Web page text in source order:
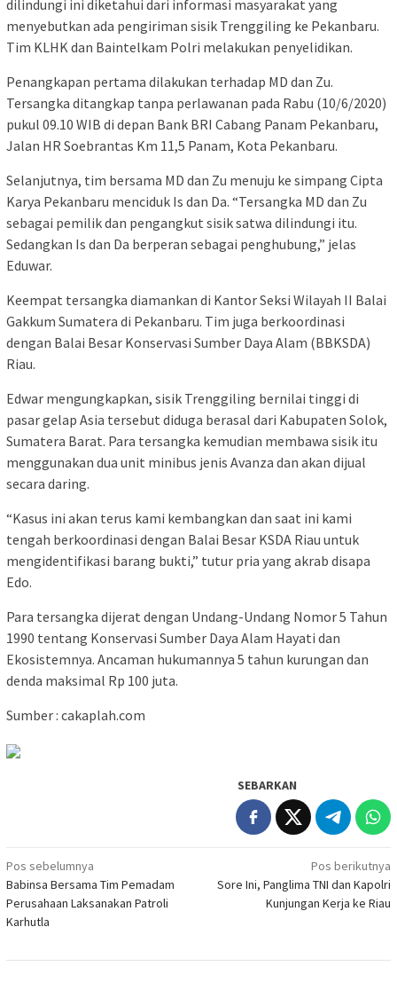
dilindungi ini diketahui dari informasi masyarakat yang
menyebutkan ada pengiriman sisik Trenggiling ke Pekanbaru.
Tim KLHK dan Baintelkam Polri melakukan penyelidikan.
Penangkapan pertama dilakukan terhadap MD dan Zu.
Tersangka ditangkap tanpa perlawanan pada Rabu (10/6/2020)
pukul 09.10 WIB di depan Bank BRI Cabang Panam Pekanbaru,
Jalan HR Soebrantas Km 11,5 Panam, Kota Pekanbaru.
Selanjutnya, tim bersama MD dan Zu menuju ke simpang Cipta
Karya Pekanbaru menciduk Is dan Da. “Tersangka MD dan Zu
sebagai pemilik dan pengangkut sisik satwa dilindungi itu.
Sedangkan Is dan Da berperan sebagai penghubung,” jelas
Eduwar.
Keempat tersangka diamankan di Kantor Seksi Wilayah II Balai
Gakkum Sumatera di Pekanbaru. Tim juga berkoordinasi
dengan Balai Besar Konservasi Sumber Daya Alam (BBKSDA)
Riau.
Edwar mengungkapkan, sisik Trenggiling bernilai tinggi di
pasar gelap Asia tersebut diduga berasal dari Kabupaten Solok,
Sumatera Barat. Para tersangka kemudian membawa sisik itu
menggunakan dua unit minibus jenis Avanza dan akan dijual
secara daring.
“Kasus ini akan terus kami kembangkan dan saat ini kami
tengah berkoordinasi dengan Balai Besar KSDA Riau untuk
mengidentifikasi barang bukti,” tutur pria yang akrab disapa
Edo.
Para tersangka dijerat dengan Undang-Undang Nomor 5 Tahun
1990 tentang Konservasi Sumber Daya Alam Hayati dan
Ekosistemnya. Ancaman hukumannya 5 tahun kurungan dan
denda maksimal Rp 100 juta.
Sumber : cakaplah.com
SEBARKAN
Navigasi
pos
Pos sebelumnya
Babinsa Bersama Tim Pemadam
Perusahaan Laksanakan Patroli
Karhutla
Pos berikutnya
Sore Ini, Panglima TNI dan Kapolri
Kunjungan Kerja ke Riau